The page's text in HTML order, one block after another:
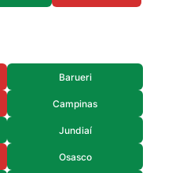
Barueri
Campinas
Jundiaí
Osasco